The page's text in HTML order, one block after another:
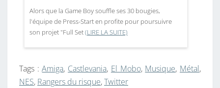
Alors que la Game Boy souffle ses 30 bougies,
l'équipe de Press-Start en profite pour poursuivre
son projet "Full Set(LIRE LA SUITE)
Tags :Amiga, Castlevania, El Mobo, Musique, Métal,
NES, Rangers du risque,Twitter